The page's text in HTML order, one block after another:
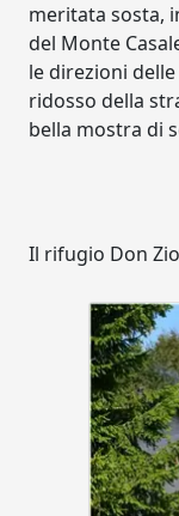
meritata sosta,
del Monte
le direzioni
ridosso della
bella mostra di
Il rifugio Don